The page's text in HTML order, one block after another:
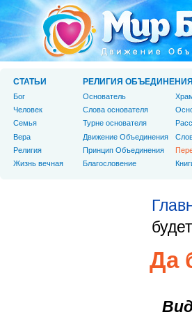
Да
СТАТЬИ
Бог
Человек
Cемья
Вера
Религия
Жизнь вечная
РЕЛИГИЯ ОБЪЕДИНЕНИЯ
Основатель
Слова основателя
Турне основателя
Движение Объединения
Принцип Объединения
Благословение